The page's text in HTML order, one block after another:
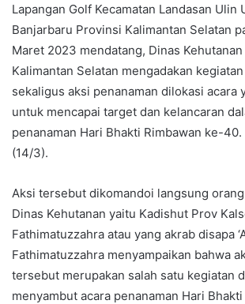
Lapangan Golf Kecamatan Landasan Ulin
Banjarbaru Provinsi Kalimantan Selatan
Maret 2023 mendatang, Dinas
Kalimantan Selatan mengadakan
sekaligus aksi penanaman dilokasi acara
untuk mencapai target dan kelancaran
penanaman Hari Bhakti Rimbawan ke-40.
(14/3).
Aksi tersebut dikomandoi langsung
Dinas Kehutanan yaitu Kadishut Prov
Fathimatuzzahra atau yang akrab disapa
Fathimatuzzahra menyampaikan bahwa
tersebut merupakan salah satu kegiatan
menyambut acara penanaman Hari